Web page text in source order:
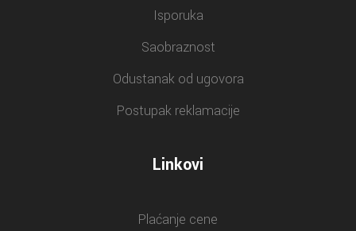
Isporuka
Saobraznost
Odustanak od ugovora
Postupak reklamacije
Linkovi
Plaćanje cene